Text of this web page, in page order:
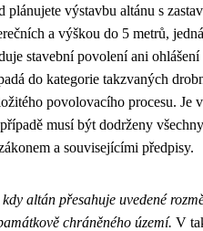
plánujete výstavbu altánu s
a výškou do 5 metrů,
stavební povolení ani ohlášení
do kategorie takzvaných
povolovacího procesu. Je
musí být dodrženy všechny
a souvisejícími předpisy.
altán přesahuje uvedené
chráněného území. V